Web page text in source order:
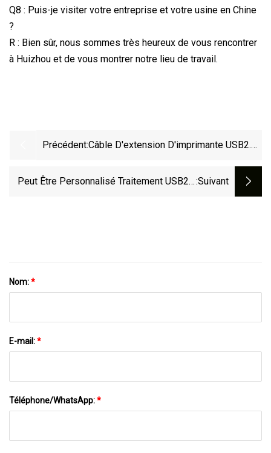
Q8 : Puis-je visiter votre entreprise et votre usine en Chine
?
R : Bien sûr, nous sommes très heureux de vous rencontrer
à Huizhou et de vous montrer notre lieu de travail.
Précédent:Câble D'extension D'imprimante USB2.0
Peut Être Personnalisé Traitement USB2.0:suivant
Nom:*
E-mail:*
Téléphone/WhatsApp:*